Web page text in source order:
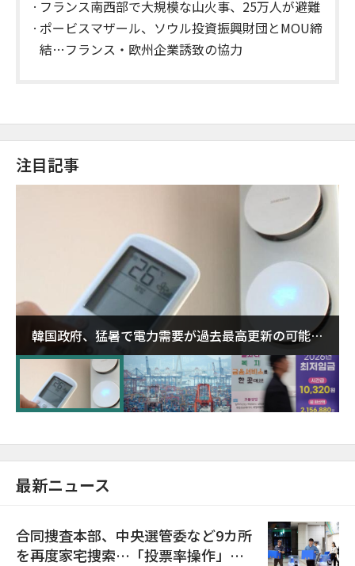
る」
フランス南西部で大規模な山火事、25万人が避難
ポービスマザール、ソウル投資振興財団とMOU締
結…フランス・欧州企業誘致の協力
注目記事
韓国政府、猛暑で電力需要が過去最高更新の可能性
に需給対応体制を点検
最新ニュース
合同捜査本部、中央選管委など9カ所
を再度家宅捜索…「投票率操作」の